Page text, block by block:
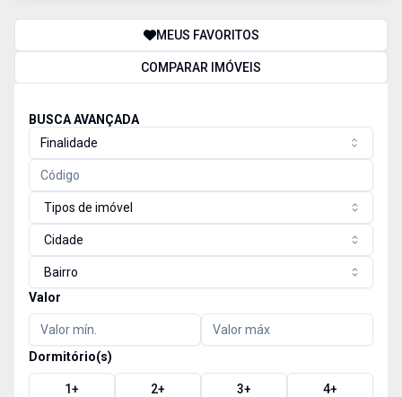
MEUS FAVORITOS
COMPARAR IMÓVEIS
BUSCA AVANÇADA
Finalidade
Tipos de imóvel
Cidade
Bairro
Valor
Dormitório(s)
1+ 2+ 3+ 4+